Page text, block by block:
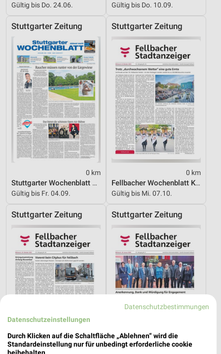
Gültig bis Do. 24.06. Gültig bis Do. 10.09.
Stuttgarter Zeitung
0 km
Stuttgarter Wochenblatt KW 23_2026
Gültig bis Fr. 04.09.
Stuttgarter Zeitung
0 km
Fellbacher Wochenblatt KW41
Gültig bis Mi. 07.10.
Stuttgarter Zeitung Stuttgarter Zeitung
Datenschutzbestimmungen
Datenschutzeinstellungen
Durch Klicken auf die Schaltfläche „Ablehnen“ wird die
Standardeinstellung nur für unbedingt erforderliche cookie
beibehalten.